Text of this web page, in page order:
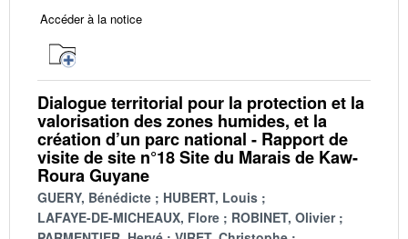
Accéder à la notice
Dialogue territorial pour la protection et la
valorisation des zones humides, et la
création d’un parc national - Rapport de
visite de site n°18 Site du Marais de Kaw-
Roura Guyane
GUERY, Bénédicte
HUBERT, Louis
LAFAYE-DE-MICHEAUX, Flore
ROBINET, Olivier